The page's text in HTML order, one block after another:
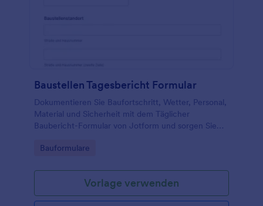
Baustellen Tagesbericht Formular
Dokumentieren Sie Baufortschritt, Wetter, Personal,
Material und Sicherheit mit dem Täglicher
Baubericht-Formular von Jotform und sorgen Sie
Bauleitung und Nachunternehmern.
Go to Category:
Bauformulare
Vorlage verwenden